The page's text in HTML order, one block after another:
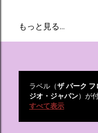
もっと見る…
投
稿
ラベル（ザ パーク フ
ジオ・ジャパン）が
すべて表示